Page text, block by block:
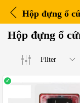
Hộp đựng ổ
Hộp đựng ổ
Filter